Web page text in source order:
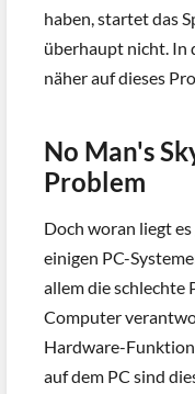
haben, startet das
überhaupt nicht. In
näher auf dieses
No Man's
Problem
Doch woran liegt
einigen PC-
allem die schlechte
Computer
Hardware-
auf dem PC sind